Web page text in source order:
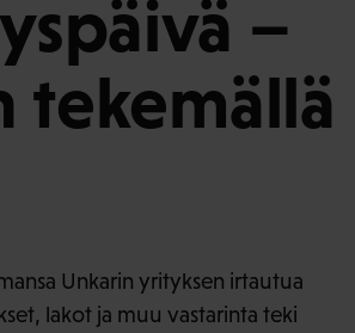
–
tekemällä
Unkarin yrityksen irtautua
lakot ja muu vastarinta teki